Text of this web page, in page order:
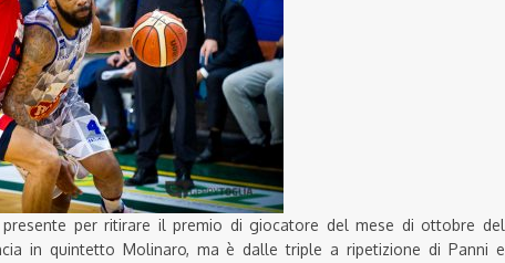
presente per ritirare il premio di giocatore del mese di ottobre del
in quintetto Molinaro, ma è dalle triple a ripetizione di Panni e